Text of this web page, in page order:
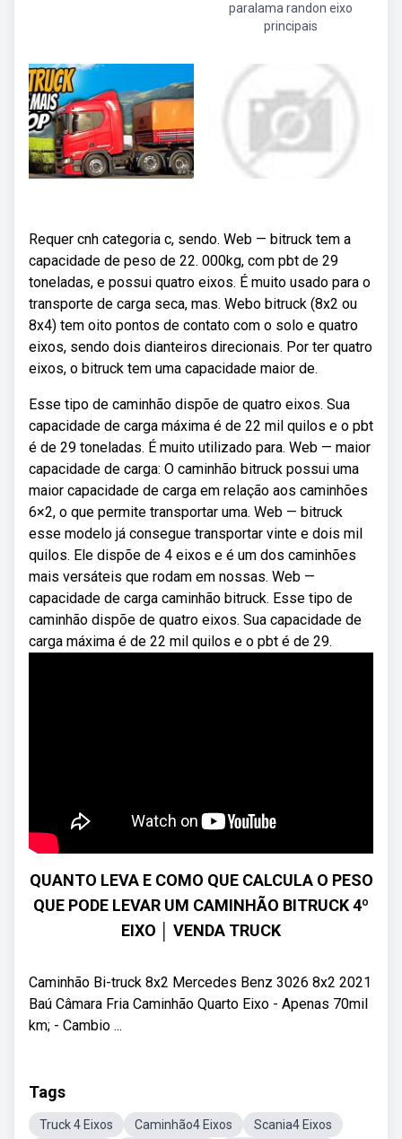
paralama randon eixo
principais
Requer cnh categoria c, sendo. Web — bitruck tem a
capacidade de peso de 22. 000kg, com pbt de 29
toneladas, e possui quatro eixos. É muito usado para o
transporte de carga seca, mas. Webo bitruck (8x2 ou
8x4) tem oito pontos de contato com o solo e quatro
eixos, sendo dois dianteiros direcionais. Por ter quatro
eixos, o bitruck tem uma capacidade maior de.
Esse tipo de caminhão dispõe de quatro eixos. Sua
capacidade de carga máxima é de 22 mil quilos e o pbt
é de 29 toneladas. É muito utilizado para. Web — maior
capacidade de carga: O caminhão bitruck possui uma
maior capacidade de carga em relação aos caminhões
6×2, o que permite transportar uma. Web — bitruck
esse modelo já consegue transportar vinte e dois mil
quilos. Ele dispõe de 4 eixos e é um dos caminhões
mais versáteis que rodam em nossas. Web —
capacidade de carga caminhão bitruck. Esse tipo de
caminhão dispõe de quatro eixos. Sua capacidade de
carga máxima é de 22 mil quilos e o pbt é de 29.
QUANTO LEVA E COMO QUE CALCULA O PESO
QUE PODE LEVAR UM CAMINHÃO BITRUCK 4º
EIXO │ VENDA TRUCK
Caminhão Bi-truck 8x2 Mercedes Benz 3026 8x2 2021
Baú Câmara Fria Caminhão Quarto Eixo - Apenas 70mil
km; - Cambio ...
Tags
Truck 4 Eixos Caminhão4 Eixos Scania4 Eixos